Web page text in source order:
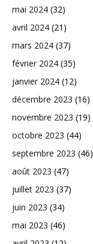
mai 2024 (32)
avril 2024 (21)
mars 2024 (37)
février 2024 (35)
janvier 2024 (12)
décembre 2023 (16)
novembre 2023 (19)
octobre 2023 (44)
septembre 2023 (46)
août 2023 (47)
juillet 2023 (37)
juin 2023 (34)
mai 2023 (46)